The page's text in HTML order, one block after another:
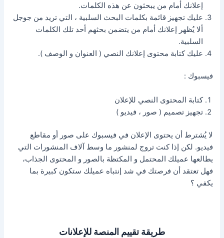
إعلانك أمام من يبحثون عن هذه الكلمات.
عليك تجهيز قائمة بكلمات البحث السلبية ، التي تريد من جوجل
ألا يُظهر إعلانك أمام من يتضمن بحثهم أحد تلك الكلمات
السلبية.
عليك كتابة محتوى إعلانك النصي ( العنوان و الوصف ).
فيسبوك :
كتابة المحتوى النصي للإعلان
تجهيز تصميم ( صور ، فيديو )
لا يُشترط أن يحتوى الإعلان في فيسبوك على صور أو مقاطع
فيديو. لكن إذا كنت تروج لمنشور ما وسط آلاف المنشورات التي
يطالعها عميلك المحتمل و المكتظة بالصور و المحتوى الجذاب،
فهل تعتقد أن فرصتك في شد إنتباه عميلك ستكون كبيرة بما
يكفي ؟
طريقة تقييم المنصة للإعلانات